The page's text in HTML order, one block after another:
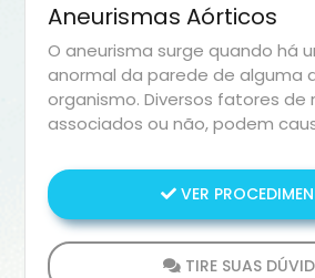
Aneurismas Aórticos
O aneurisma surge quando há
anormal da parede de alguma
organismo. Diversos fatores de
associados ou não, podem
tabagismo, hipertensão,
do colágeno. Geralmente, o
aumenta de maneira gradual e
seja, sem sintomas.
VER
TIRE SUAS